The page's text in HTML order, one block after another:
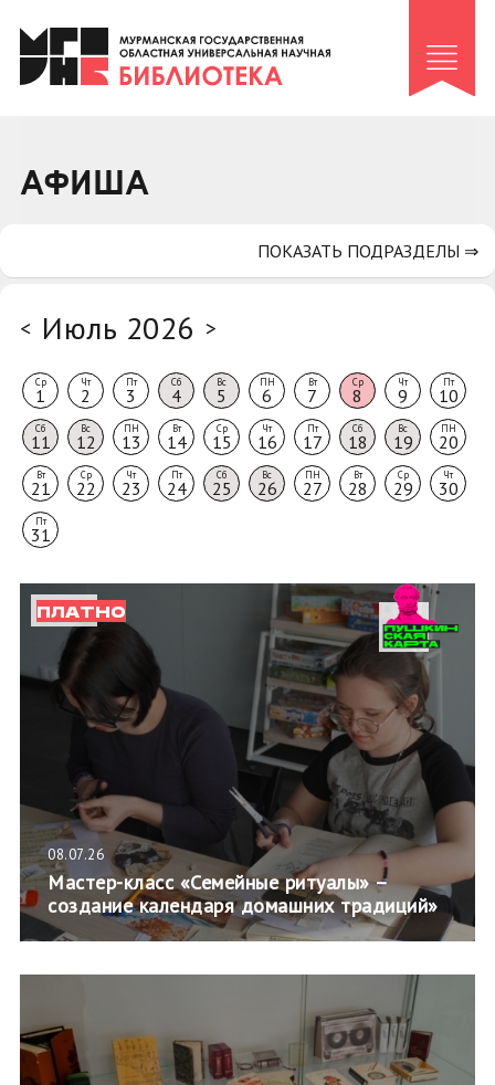
Клуб «Гиря и сельдерей»
Клуб «Семейный архив»
Коллегам
АФИША
< Июль 2026 >
Ср
1
Чт
2
Пт
3
Сб
4
Вс
5
ПН
6
Вт
7
Ср
8
Чт
9
Пт
10
Сб
11
Вс
12
ПН
13
Вт
14
Ср
15
Чт
16
Пт
17
Сб
18
Вс
19
ПН
20
Вт
21
Ср
22
Чт
23
Пт
24
Сб
25
Вс
26
ПН
27
Вт
28
Ср
29
Чт
30
Пт
31
ПЛАТНО
08.07.26
Мастер-класс «Семейные ритуалы» –
создание календаря домашних традиций»
ПОКАЗАТЬ ПОДРАЗДЕЛЫ ⇒